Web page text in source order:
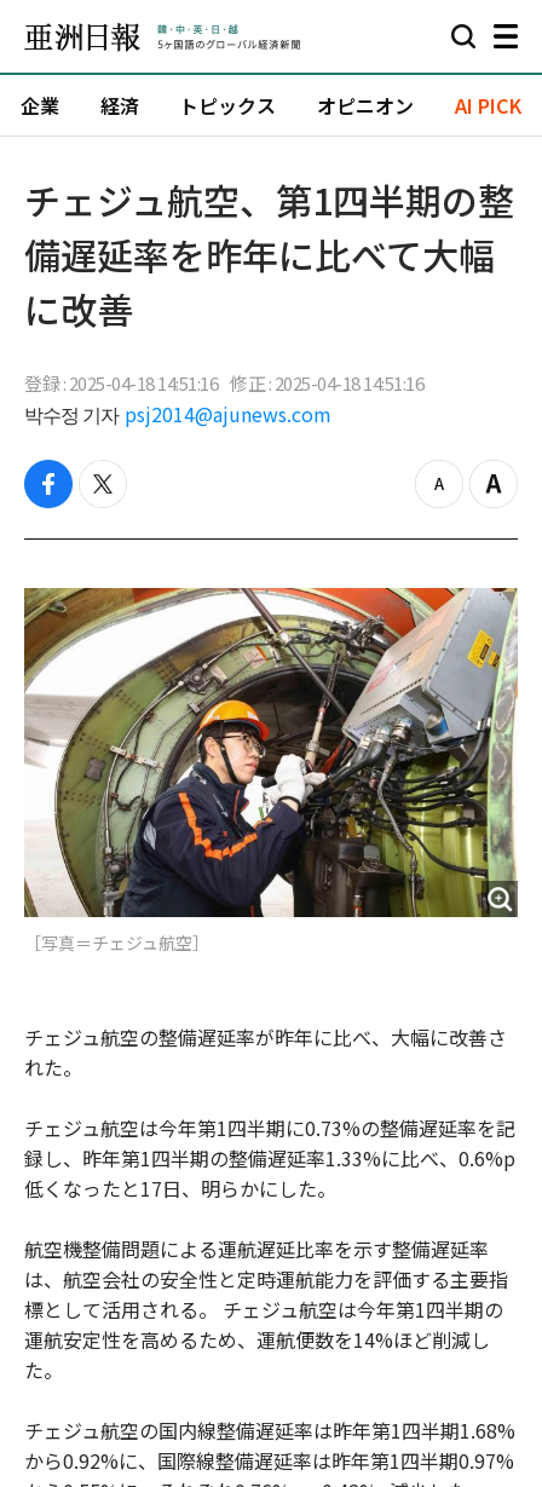
企業 経済 トピックス オピニオン AI PICK
チェジュ航空、第1四半期の整
備遅延率を昨年に比べて大幅
に改善
登録 : 2025-04-18 14:51:16 修正 : 2025-04-18 14:51:16
박수정 기자 psj2014@ajunews.com
f
c
b
o
k
t
i
t
e
r
z
o
o
u
t
Z
o
i
n
［写真＝チェジュ航空］
チェジュ航空の整備遅延率が昨年に比べ、大幅に改善さ
れた。
チェジュ航空は今年第1四半期に0.73%の整備遅延率を記
録し、昨年第1四半期の整備遅延率1.33%に比べ、0.6%p
低くなったと17日、明らかにした。
航空機整備問題による運航遅延比率を示す整備遅延率
は、航空会社の安全性と定時運航能力を評価する主要指
標として活用される。 チェジュ航空は今年第1四半期の
運航安定性を高めるため、運航便数を14%ほど削減し
た。
チェジュ航空の国内線整備遅延率は昨年第1四半期1.68%
から0.92%に、国際線整備遅延率は昨年第1四半期0.97%